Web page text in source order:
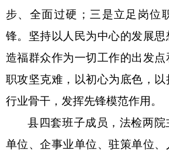
步、全面过硬；三是立足岗位
锋。坚持以人民为中心的发展思
造福群众作为一切工作的出发
职攻坚克难，以初心为底色，
行业骨干，发挥先锋模范作用。
县四套班子成员，法检两
单位、企事业单位、驻策单位